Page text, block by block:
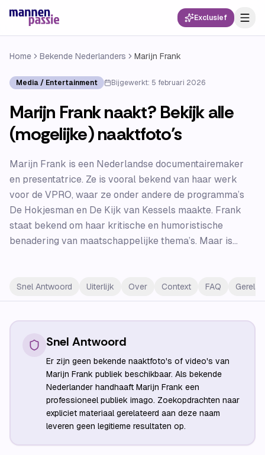
Exclusief
Home Bekende Nederlanders Marijn Frank
Media / Entertainment Bijgewerkt: 5 februari 2026
Marijn Frank naakt? Bekijk alle
(mogelijke) naaktfoto’s
Marijn Frank is een Nederlandse documentairemaker
en presentatrice. Ze is vooral bekend van haar werk
voor de VPRO, waar ze onder andere de programma’s
De Hokjesman en De Kijk van Kessels maakte. Frank
staat bekend om haar kritische en humoristische
benadering van maatschappelijke thema’s. Maar is...
Snel Antwoord Uiterlijk Over Context FAQ
Snel Antwoord
Er zijn geen bekende naaktfoto's of video's van
Marijn Frank publiek beschikbaar. Als bekende
Nederlander handhaaft Marijn Frank een
professioneel publiek imago. Zoekopdrachten naar
expliciet materiaal gerelateerd aan deze naam
leveren geen legitieme resultaten op.